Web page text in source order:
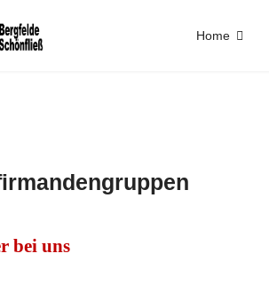
Home
bei uns